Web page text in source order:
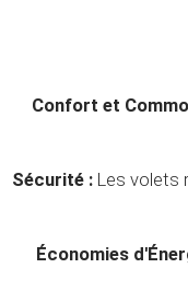
Confort et
Sécurité : Les volets
Économies